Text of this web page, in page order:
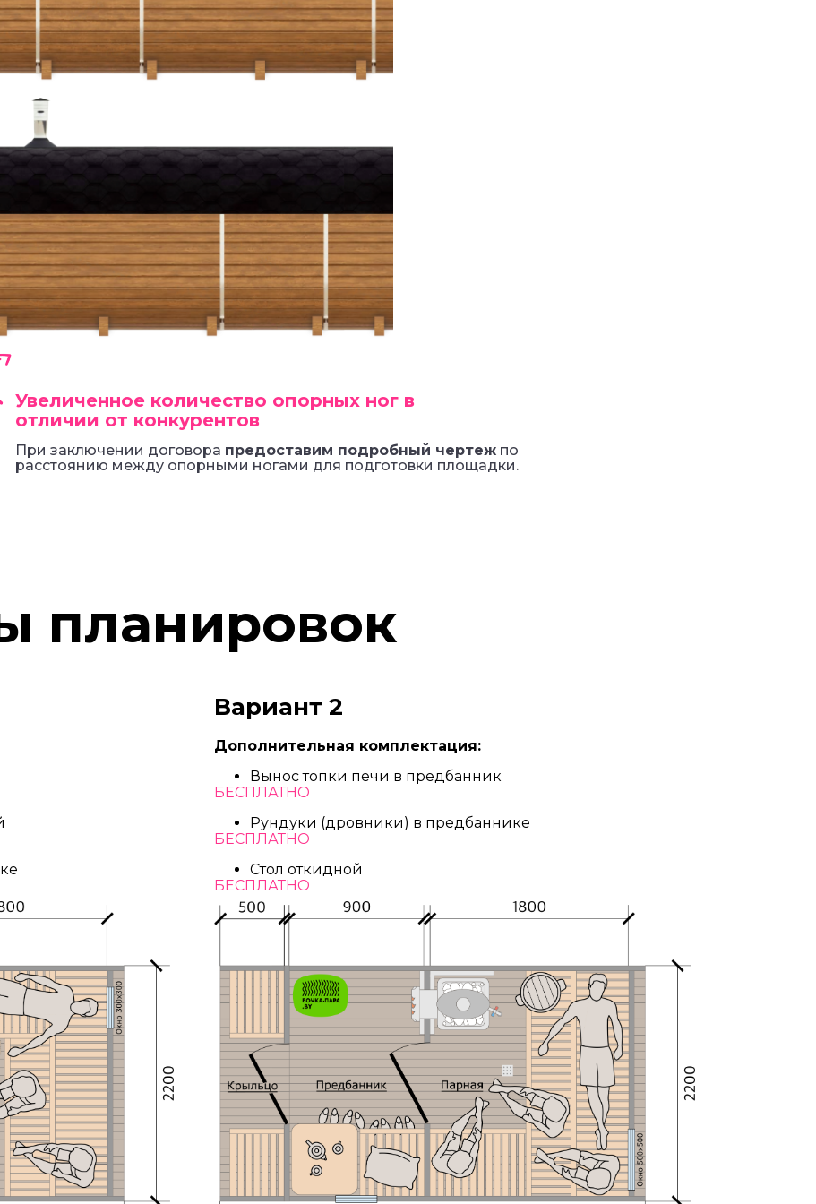
При заключении договора предоставим подробный чертеж по
расстоянию между опорными ногами для подготовки площадки.
Увеличенное количество опорных ног в
отличии от конкурентов
планировок
Вариант 2
Дополнительная комплектация:
Вынос топки печи в предбанник
БЕСПЛАТНО
Рундуки (дровники) в предбаннике
БЕСПЛАТНО
Стол откидной
БЕСПЛАТНО